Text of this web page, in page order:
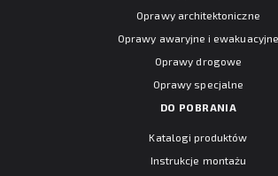
Oprawy architektoniczne
Oprawy awaryjne i ewakuacyjne
Oprawy drogowe
Oprawy specjalne
DO POBRANIA
Katalogi produktów
Instrukcje montażu